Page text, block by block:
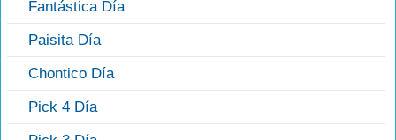
Fantástica Día
Paisita Día
Chontico Día
Pick 4 Día